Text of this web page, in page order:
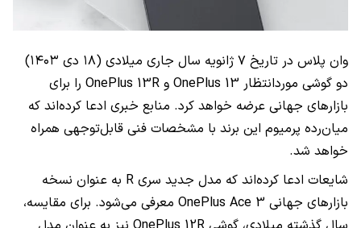
وان پلاس در تاریخ ۷ ژانویه سال جاری میلادی (۱۸ دی ۱۴۰۳)
دو گوشی موردانتظار OnePlus 13 و OnePlus 13R را برای
بازارهای جهانی عرضه خواهد کرد. منابع خبری ادعا کرده‌اند که
میان‌رده پرمیوم این برند با مشخصات فنی قابل‌توجهی همراه
خواهد شد.
شایعات ادعا کرده‌اند که مدل جدید سری R به عنوان نسخه
بازارهای جهانی OnePlus Ace 3 معرفی می‌شود. برای مقایسه،